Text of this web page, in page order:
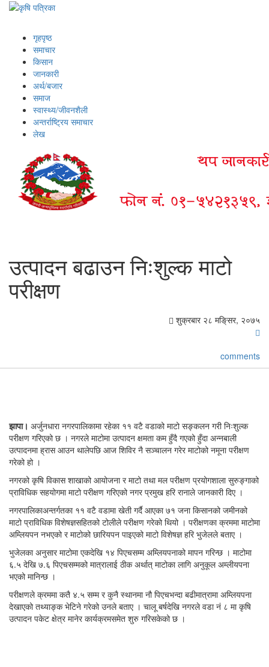
गृहपृष्ठ
समाचार
किसान
जानकारी
अर्थ/बजार
समाज
स्वास्थ्य/जीवनशैली
अन्तर्राष्ट्रिय समाचार
लेख
उत्पादन बढाउन निःशुल्क माटो
परीक्षण
शुक्रबार २८ मङि्सर, २०७५
comments
झापा। अर्जुनधारा नगरपालिकामा रहेका ११ वटै वडाको माटो सङ्कलन गरी निःशुल्क
परीक्षण गरिएको छ । नगरले माटोमा उत्पादन क्षमता कम हुँदै गएको हुँदा अन्नबाली
उत्पादनमा ह्रास आउन थालेपछि आज शिविर नै सञ्चालन गरेर माटोको नमूना परीक्षण
गरेको हो ।
नगरको कृषि विकास शाखाको आयोजना र माटो तथा मल परीक्षण प्रयोगशाला सुरुङ्गाको
प्राविधिक सहयोगमा माटो परीक्षण गरिएको नगर प्रमुख हरि रानाले जानकारी दिए ।
नगरपालिकाअन्तर्गतका ११ वटै वडामा खेती गर्दै आएका ७१ जना किसानको जमीनको
माटो प्राविधिक विशेषज्ञसहितको टोलीले परीक्षण गरेको थियो । परीक्षणका क्रममा माटोमा
अम्लियपन नभएको र माटोको छारियपन पाइएको माटो विशेषज्ञ हरि भुजेलले बताए ।
भुजेलका अनुसार माटोमा एकदेखि १४ पिएचसम्म अम्लियपनाको मापन गरिन्छ । माटोमा
६.५ देखि ७.६ पिएचसम्मको मात्रालाई ठीक अर्थात् माटोका लागि अनुकूल अम्लीयपना
भएको मानिन्छ ।
परीक्षणले क्रममा कतै ४.५ सम्म र कुनै स्थानमा नौ पिएचभन्दा बढीमात्रामा अम्लियपना
देखाएको तथ्याङ्क भेटिने गरेको उनले बताए । चालू बर्षदेखि नगरले वडा नं ८ मा कृषि
उत्पादन पकेट क्षेत्र मानेर कार्यक्रमसमेत शुरु गरिसकेको छ ।